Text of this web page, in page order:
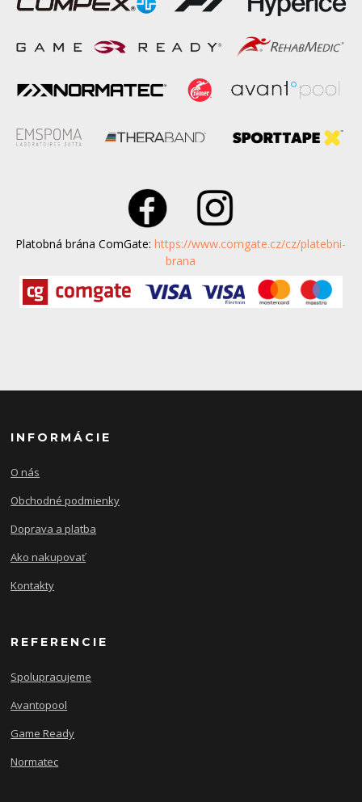
Platobná brána ComGate:https://www.comgate.cz/cz/platebni-
brana
INFORMÁCIE
O nás
Obchodné podmienky
Doprava a platba
Ako nakupovať
Kontakty
REFERENCIE
Spolupracujeme
Avantopool
Game Ready
Normatec